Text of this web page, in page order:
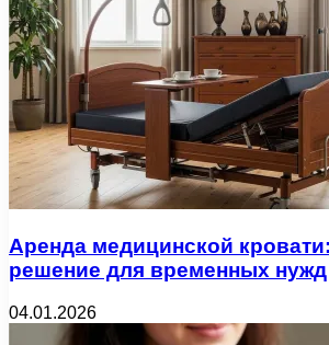
Аренда медицинской
решение для временных нужд
04.01.2026